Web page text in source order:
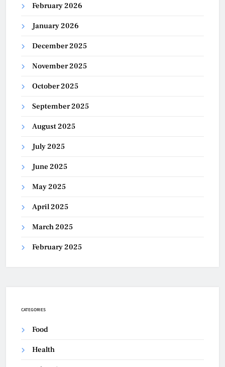
February 2026
January 2026
December 2025
November 2025
October 2025
September 2025
August 2025
July 2025
June 2025
May 2025
April 2025
March 2025
February 2025
CATEGORIES
Food
Health